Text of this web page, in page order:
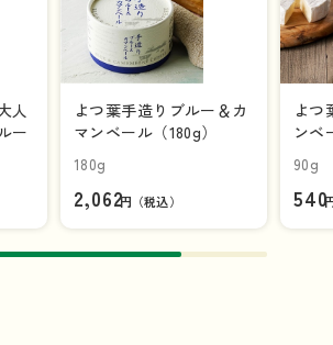
人
ー
よつ葉手造りブルー＆カ
マンベール（180g）
180g
2,062円（税込）
よ
ンベ
90g
540